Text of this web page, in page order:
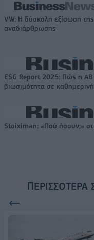
VW: Η δύσκολη εξίσωση της
αναδιάρθρωσης
ESG Report 2025: Πώς η ΑΒ
βιωσιμότητα σε
Stoiximan: «Πού ήσουν;»
ΠΕΡΙΣΣΌΤΕΡΑ